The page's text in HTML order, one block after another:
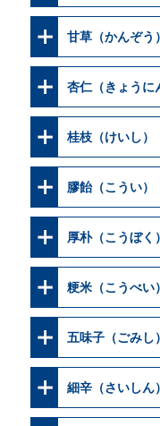
甘草（かんぞう）
杏仁（きょうに
桂枝（けいし）
膠飴（こうい）
厚朴（こうぼく）
粳米（こうべい）
五味子（ごみし）
細辛（さいしん）